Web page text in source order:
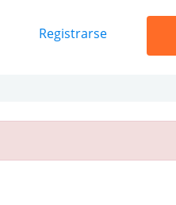
Registrarse